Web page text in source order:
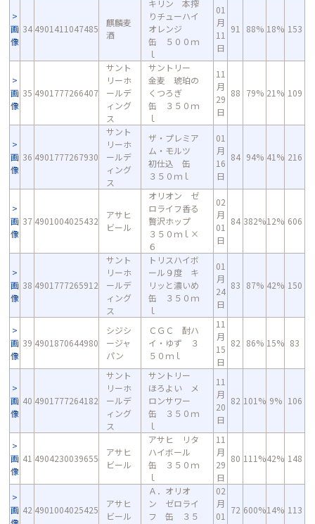
画
像
34 4901411047485
麒麟麦
酒
キリン 本搾
りチューハイ
オレンジ
缶 ５００ｍ
ｌ
01
月
11
日
91 88% 18% 153
画
像
35 4901777266407
サント
リーホ
ールデ
ィング
ス
サントリー
金麦 琥珀の
くつろぎ
缶 ３５０ｍ
ｌ
11
月
29
日
88 79% 21% 109
画
像
36 4901777267930
サント
リーホ
ールデ
ィング
ス
ザ・プレミア
ム・モルツ
初仕込 缶
３５０ｍｌ
01
月
16
日
84 94% 41% 216
画
像
37 4901004025432
アサヒ
ビール
オリオン ゼ
ロライフ香る
贅沢ホップ
３５０ｍｌ×
６
02
月
01
日
84 382%12% 606
画
像
38 4901777265912
サント
リーホ
ールデ
ィング
ス
トリスハイボ
ール９度 キ
リッと濃いめ
缶 ３５０ｍ
ｌ
01
月
24
日
83 87% 42% 150
画
像
39 4901870644980
シジシ
ージャ
パン
ＣＧＣ 酎ハ
イ・ゆず ３
５０ｍｌ
11
月
15
日
82 86% 15% 83
画
像
40 4901777264182
サント
リーホ
ールデ
ィング
ス
サントリー
ほろよい メ
ロンサワー
缶 ３５０ｍ
ｌ
11
月
20
日
82 101% 9% 106
画
像
41 4904230039655
アサヒ
ビール
アサヒ リタ
ハイボール
缶 ３５０ｍ
ｌ
11
月
29
日
80 111%42% 148
画 42 4901004025425
アサヒ
ビール
Ａ．オリオ
ン ゼロライ
フ 缶 ３５
02
月
01
72 600%14% 113